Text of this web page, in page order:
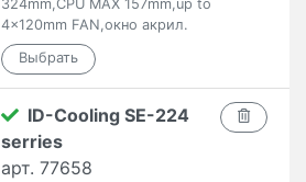
324mm,CPU MAX 157mm,up to
4x120mm FAN,окно акрил.
ID-Cooling SE-224
serries
арт. 77658